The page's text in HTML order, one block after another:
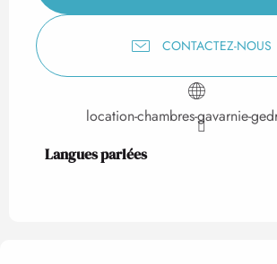
CONTACTEZ-NOUS
location-chambres-gavarnie-
Langues parlées
Langues parlées